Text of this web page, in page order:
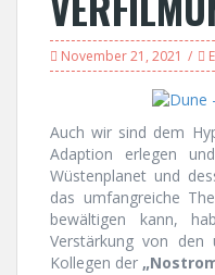
November 21, 2021
Auch wir sind dem
Adaption erlegen
Wüstenplanet und
das umfangreiche
bewältigen kann,
Verstärkung von den
Kollegen der